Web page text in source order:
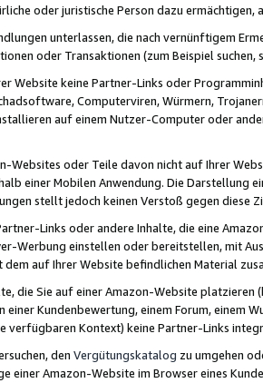
oder juristische Person dazu
unterlassen, die nach vernünftigem
oder Transaktionen (zum Beispiel
Website keine Partner-Links oder
Computerviren, Würmern,
auf einem Nutzer-Computer oder
Websites oder Teile davon nicht auf Ihrer
einer Mobilen Anwendung. Die Darstellung
stellt jedoch keinen Verstoß gegen diese
Links oder andere Inhalte, die eine
Werbung einstellen oder bereitstellen, mit
dem auf Ihrer Website befindlichen Material
die Sie auf einer Amazon-Website
einer Kundenbewertung, einem Forum, einem
verfügbaren Kontext) keine Partner-Links
den Vergütungskatalog zu umgehen
einer Amazon-Website im Browser eines